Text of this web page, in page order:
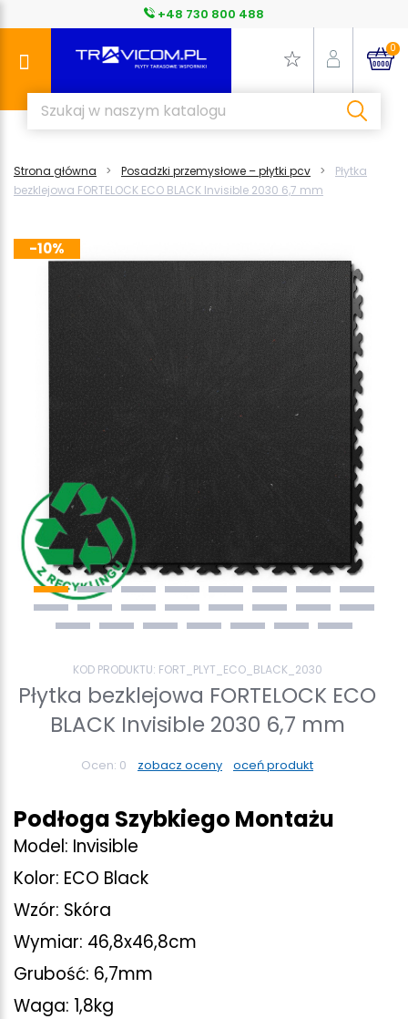
+48 730 800 488
0
Strona główna Posadzki przemysłowe – płytki pcv
Płytka
bezklejowa FORTELOCK ECO BLACK Invisible 2030 6,7 mm
-10%
KOD PRODUKTU: FORT_PLYT_ECO_BLACK_2030
Płytka bezklejowa FORTELOCK ECO
BLACK Invisible 2030 6,7 mm
Ocen: 0 zobacz oceny oceń produkt
Podłoga Szybkiego Montażu
Model: Invisible
Kolor: ECO Black
Wzór: Skóra
Wymiar: 46,8x46,8cm
Grubość: 6,7mm
Waga: 1,8kg